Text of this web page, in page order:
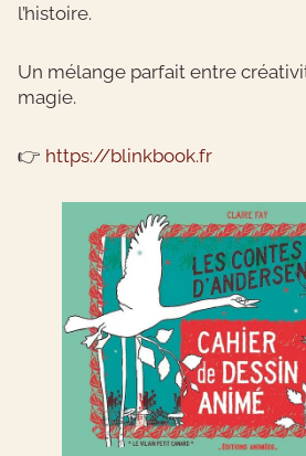
l’histoire.
Un mélange parfait entre
magie.
👉 https://blinkbook.fr